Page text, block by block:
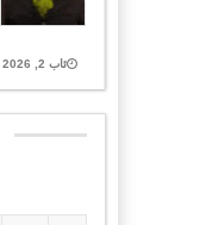
ئاب 2, 2026 Closed